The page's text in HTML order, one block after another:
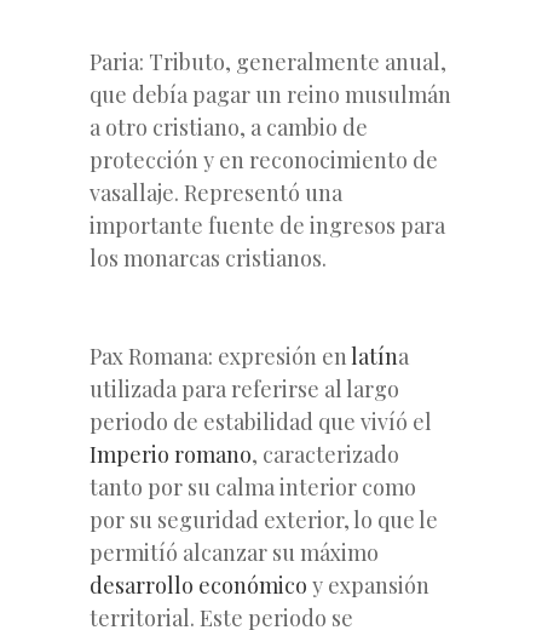
Paria: Tributo, generalmente anual,
que debía pagar un reino musulmán
a otro cristiano, a cambio de
protección y en reconocimiento de
vasallaje. Representó una
importante fuente de ingresos para
los monarcas cristianos.
Pax Romana: expresión enlatína
utilizada para referirse al largo
periodo de estabilidad que vivíó el
Imperio romano, caracterizado
tanto por su calma interior como
por su seguridad exterior, lo que le
permitíó alcanzar su máximo
desarrollo económico y expansión
territorial. Este periodo se